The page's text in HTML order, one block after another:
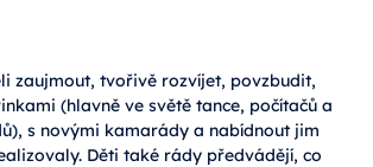
zaujmout, tvořivě rozvíjet, povzbudit,
(hlavně ve světě tance, počítačů a
s novými kamarády a nabídnout jim
Děti také rády předvádějí, co